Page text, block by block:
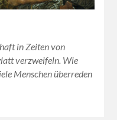
in Zeiten von
verzweifeln. Wie
Menschen überreden